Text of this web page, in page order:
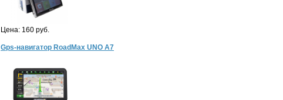
Цена: 160 руб.
Gps-навигатор RoadMax UNO A7